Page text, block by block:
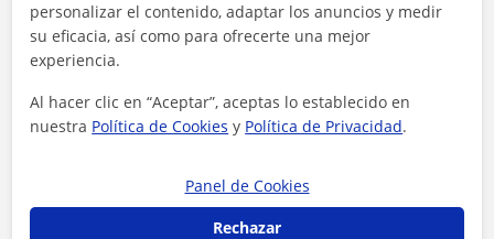
1ª clase gratis
personalizar el contenido, adaptar los anuncios y medir
su eficacia, así como para ofrecerte una mejor
experiencia.
Al hacer clic en “Aceptar”, aceptas lo establecido en
nuestra Política de Cookies y Política de Privacidad.
Panel de Cookies
Rechazar